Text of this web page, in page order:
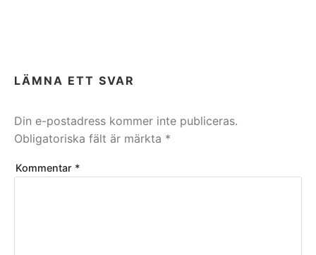
LÄMNA ETT SVAR
Din e-postadress kommer inte publiceras.
Obligatoriska fält är märkta *
Kommentar *